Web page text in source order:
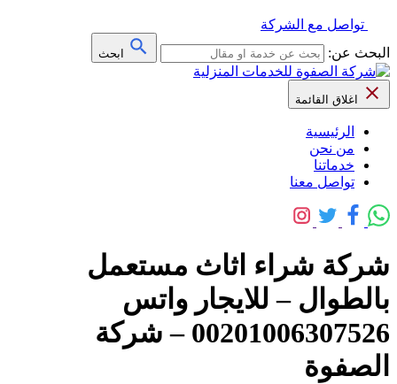
تواصل مع الشركة
البحث عن:
ابحث
اغلاق القائمة
الرئيسية
من نحن
خدماتنا
تواصل معنا
شركة شراء اثاث مستعمل
بالطوال – للايجار واتس
00201006307526 – شركة
الصفوة